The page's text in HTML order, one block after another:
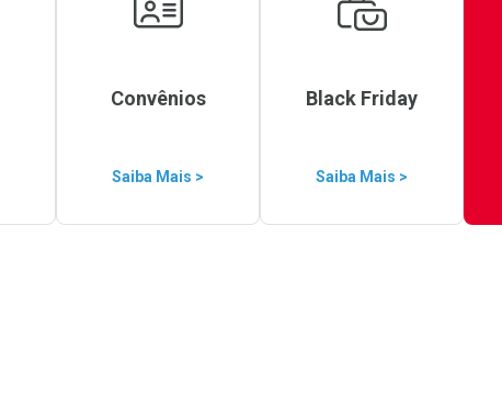
Convênios
Saiba Mais >
Black Friday
Saiba Mais >